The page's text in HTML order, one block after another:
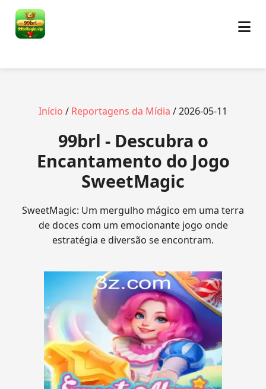
Início / Reportagens da Mídia / 2026-05-11
99brl - Descubra o
Encantamento do Jogo
SweetMagic
SweetMagic: Um mergulho mágico em uma terra
de doces com um emocionante jogo onde
estratégia e diversão se encontram.